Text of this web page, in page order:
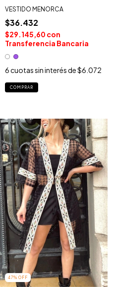
VESTIDO MENORCA
$36.432
$29.145,60 con
Transferencia Bancaria
6cuotas sin interés de$6.072
COMPRAR
47% OFF